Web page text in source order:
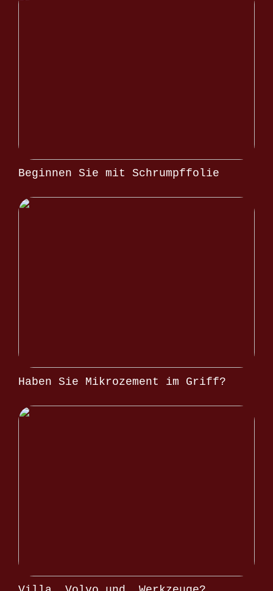
Beginnen Sie mit Schrumpffolie
Haben Sie Mikrozement im Griff?